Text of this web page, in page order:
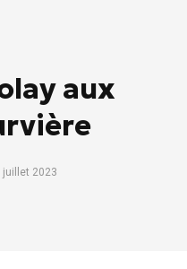
aux
juillet 2023